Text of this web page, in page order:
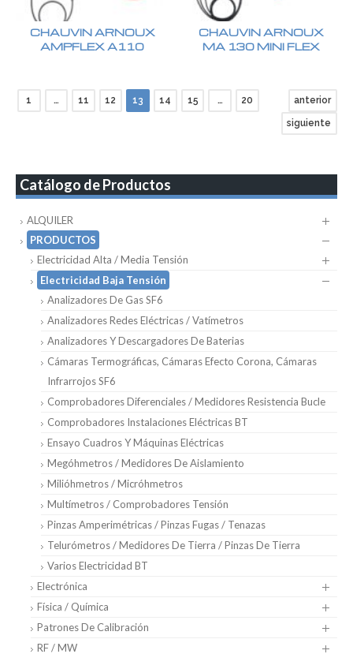
CHAUVIN ARNOUX
AMPFLEX A110
CHAUVIN ARNOUX
MA 130 MINI FLEX
1 … 11 12 13 14 15 … 20 anterior
siguiente
Catálogo de Productos
ALQUILER
PRODUCTOS
Electricidad Alta / Media Tensión
Electricidad Baja Tensión
Analizadores De Gas SF6
Analizadores Redes Eléctricas / Vatímetros
Analizadores Y Descargadores De Baterias
Cámaras Termográficas, Cámaras Efecto Corona, Cámaras
Infrarrojos SF6
Comprobadores Diferenciales / Medidores Resistencia Bucle
Comprobadores Instalaciones Eléctricas BT
Ensayo Cuadros Y Máquinas Eléctricas
Megóhmetros / Medidores De Aislamiento
Milióhmetros / Micróhmetros
Multímetros / Comprobadores Tensión
Pinzas Amperimétricas / Pinzas Fugas / Tenazas
Telurómetros / Medidores De Tierra / Pinzas De Tierra
Varios Electricidad BT
Electrónica
Física / Química
Patrones De Calibración
RF / MW